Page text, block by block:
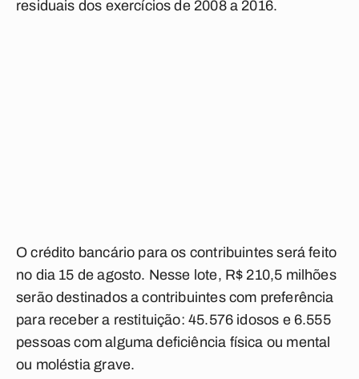
residuais dos exercícios de 2008 a 2016.
O crédito bancário para os contribuintes será feito
no dia 15 de agosto. Nesse lote, R$ 210,5 milhões
serão destinados a contribuintes com preferência
para receber a restituição: 45.576 idosos e 6.555
pessoas com alguma deficiência física ou mental
ou moléstia grave.